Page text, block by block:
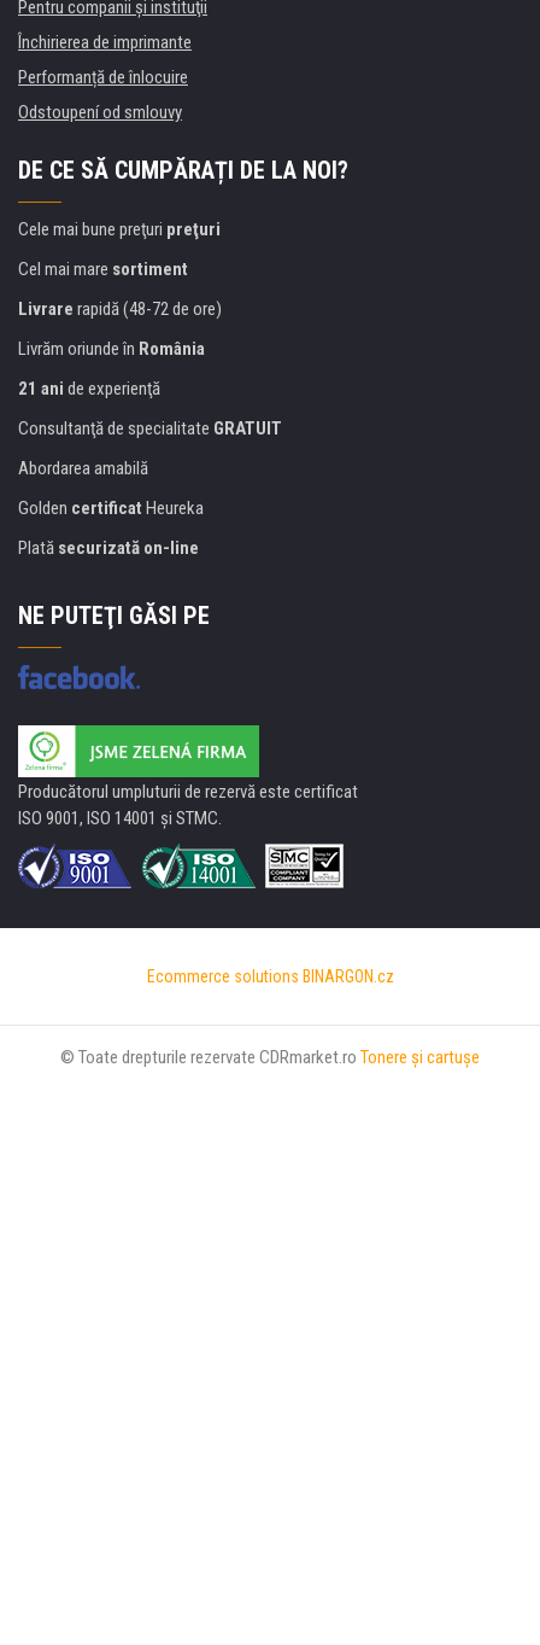
Pentru companii și instituţii
Închirierea de imprimante
Performanță de înlocuire
Odstoupení od smlouvy
DE CE SĂ CUMPĂRAȚI DE LA NOI?
Cele mai bune preţuri preţuri
Cel mai mare sortiment
Livrare rapidă (48-72 de ore)
Livrăm oriunde în România
21 ani de experienţă
Consultanţă de specialitate GRATUIT
Abordarea amabilă
Golden certificat Heureka
Plată securizată on-line
NE PUTEŢI GĂSI PE
Producătorul umpluturii de rezervă este certificat
ISO 9001, ISO 14001 şi STMC.
Ecommerce solutions BINARGON.cz
© Toate drepturile rezervate CDRmarket.ro Tonere şi cartuşe